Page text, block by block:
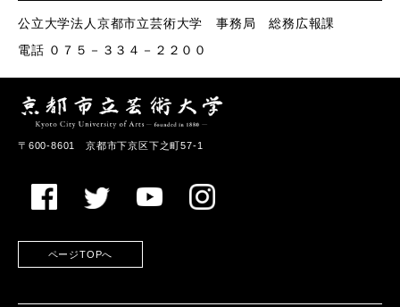
公立大学法人京都市立芸術大学 事務局 総務広報課
電話 ０７５－３３４－２２００
〒600-8601 京都市下京区下之町57-1
ページTOPへ